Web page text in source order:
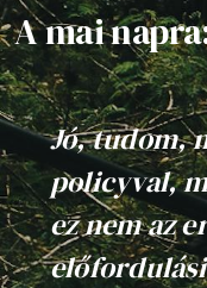
A mai
Jó, tudom,
policyval,
ez nem az